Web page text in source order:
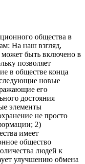
общества в
На наш взгляд,
быть включено в
позволяет
в обществе конца
новые
его
достояния
элементы
не просто
2)
имеет
общество
людей к
улучшению обмена